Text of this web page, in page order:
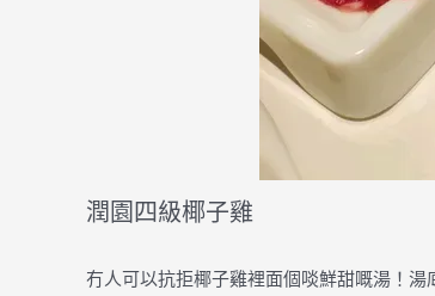
潤園四級椰子雞
冇人可以抗拒椰子雞裡面個啖鮮甜嘅湯！